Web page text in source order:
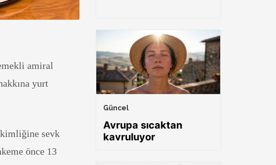
amiral
yurt
sevk
önce 13
Güncel
Avrupa sıcaktan
kavruluyor